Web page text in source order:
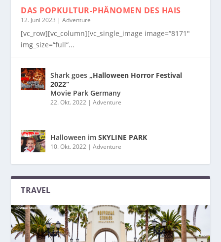
DAS POPKULTUR-PHÄNOMEN DES HAIS
12. Juni 2023 |Adventure
[vc_row][vc_column][vc_single_image image=“8171″
img_size=“full“...
Shark goes„Halloween Horror Festival
2022“
Movie Park Germany
22. Okt. 2022 |Adventure
Halloween imSKYLINE PARK
10. Okt. 2022 |Adventure
TRAVEL